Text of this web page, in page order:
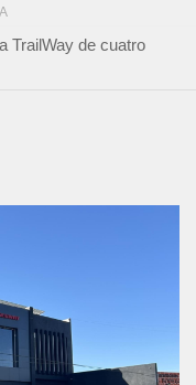
TrailWay de cuatro